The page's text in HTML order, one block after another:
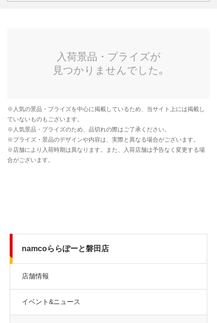
namcoららぽーと磐田店
店舗情報
イベント&ニュース